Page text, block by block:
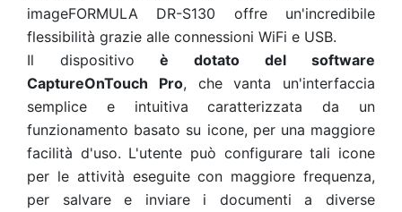
imageFORMULA DR-S130 offre un'incredibile
flessibilità grazie alle connessioni WiFi e USB.
Il dispositivo è dotato del software
CaptureOnTouch Pro, che vanta un'interfaccia
semplice e intuitiva caratterizzata da un
funzionamento basato su icone, per una maggiore
facilità d'uso. L'utente può configurare tali icone
per le attività eseguite con maggiore frequenza,
per salvare e inviare i documenti a diverse